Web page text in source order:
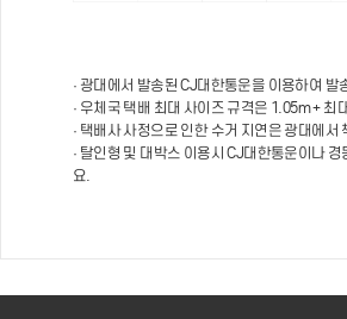
· 광대에서 발송된 CJ대한통운을 이용하여 발
· 우체국 택배 최대 사이즈 규격은 1.05m + 최
· 택배사 사정으로 인한 수거 지연은 광대에서
· 탈인형 및 대박스 이용시 CJ대한통운이나
요.